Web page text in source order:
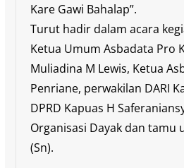
Kare Gawi Bahalap”.
Turut hadir dalam acara
Ketua Umum Asbadata Pro
Muliadina M Lewis, Ketua
Penriane, perwakilan DARI
DPRD Kapuas H
Organisasi Dayak dan tamu
(Sn).